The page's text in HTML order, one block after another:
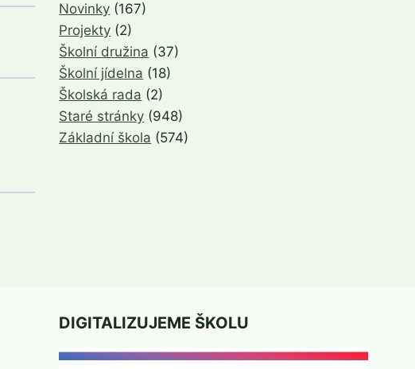
Novinky (167)
Projekty (2)
Školní družina (37)
Školní jídelna (18)
Školská rada (2)
Staré stránky (948)
Základní škola (574)
DIGITALIZUJEME ŠKOLU